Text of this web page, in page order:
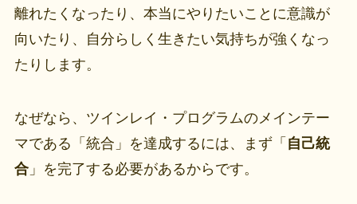
離れたくなったり、本当にやりたいことに意識が
向いたり、自分らしく生きたい気持ちが強くなっ
たりします。
なぜなら、ツインレイ・プログラムのメインテー
マである「統合」を達成するには、まず「 自己統
合」を完了する必要があるからです。